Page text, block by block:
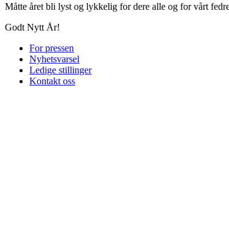
Måtte året bli lyst og lykkelig for dere alle og for vårt
Godt Nytt År!
For pressen
Nyhetsvarsel
Ledige stillinger
Kontakt oss